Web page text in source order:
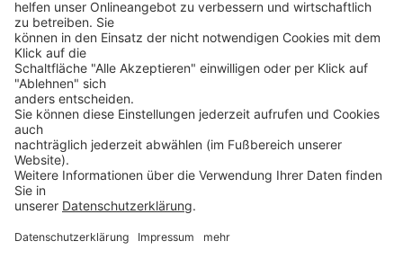
➝ YubiKey 5
➝YubiKey Bio
➝ SafeToGo USB 3.1 Stick
➝Verschlüsselte USB-Sticks
➝Verschlüsselte Festplatten
➝Remote IT-Service Software
➝Security Software Lösungen
Shop ProSecurity